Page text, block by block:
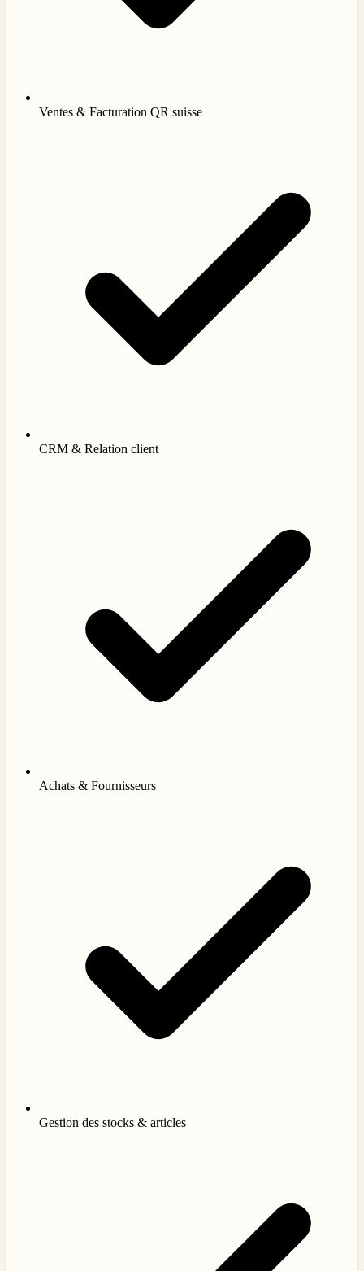
Ventes & Facturation QR suisse
CRM & Relation client
Achats & Fournisseurs
Gestion des stocks & articles